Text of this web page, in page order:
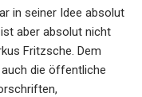
in seiner Idee absolut
aber absolut nicht
Fritzsche. Dem
auch die öffentliche